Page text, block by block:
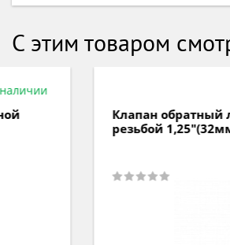
С этим товаром
Клапан обратный латунный с
резьбой 1,25"(32мм) BELAMOS